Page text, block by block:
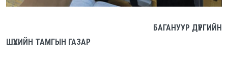
БАГАНУУР ДҮҮРГИЙН
ШҮҮХИЙН ТАМГЫН ГАЗАР